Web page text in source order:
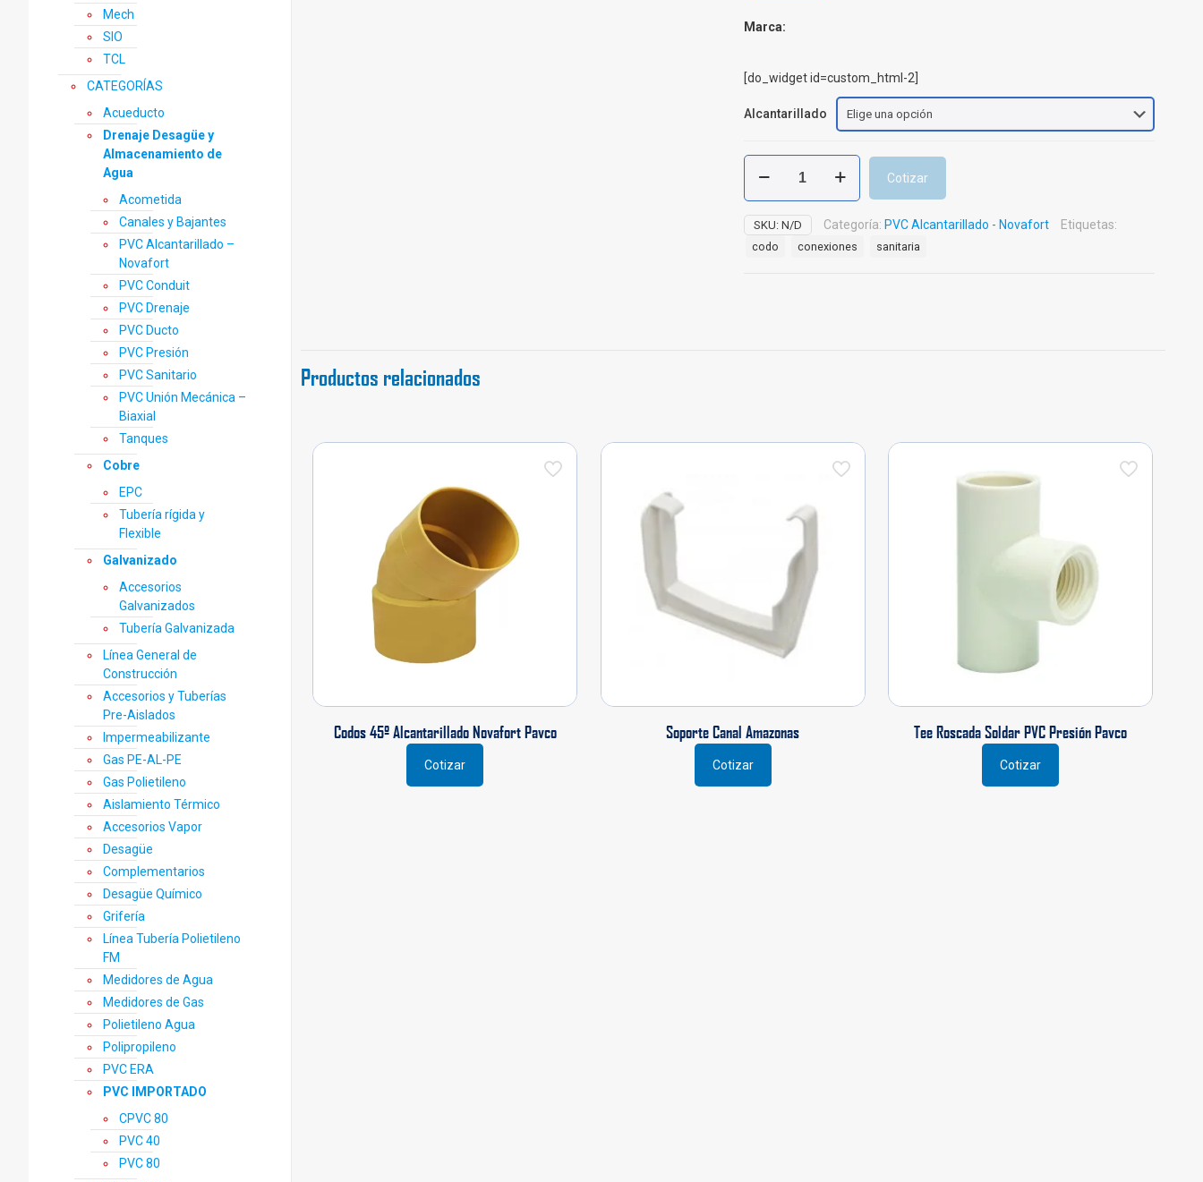
Marca:
[do_widget id=custom_html-2]
Alcantarillado
Codo
90°
Alcantarillado
Novafort
Pavco
Cotizar
SKU:N/D Categoría: PVC Alcantarillado - Novafort Etiquetas:
codo conexiones sanitaria
Productos relacionados
Codos 45º Alcantarillado Novafort Pavco
Cotizar
Este
producto
Soporte Canal Amazonas
Cotizar
Tee Roscada Soldar PVC Presión Pavco
Cotizar
Mech
SIO
TCL
CATEGORÍAS
Acueducto
Drenaje Desagüe y
Almacenamiento de
Agua
Acometida
Canales y Bajantes
PVC Alcantarillado –
Novafort
PVC Conduit
PVC Drenaje
PVC Ducto
PVC Presión
PVC Sanitario
PVC Unión Mecánica –
Biaxial
Tanques
Cobre
EPC
Tubería rígida y
Flexible
Galvanizado
Accesorios
Galvanizados
Tubería Galvanizada
Línea General de
Construcción
Accesorios y Tuberías
Pre-Aislados
Impermeabilizante
Gas PE-AL-PE
Gas Polietileno
Aislamiento Térmico
Accesorios Vapor
Desagüe
Complementarios
Desagüe Químico
Grifería
Línea Tubería Polietileno
FM
Medidores de Agua
Medidores de Gas
Polietileno Agua
Polipropileno
PVC ERA
PVC IMPORTADO
CPVC 80
PVC 40
PVC 80